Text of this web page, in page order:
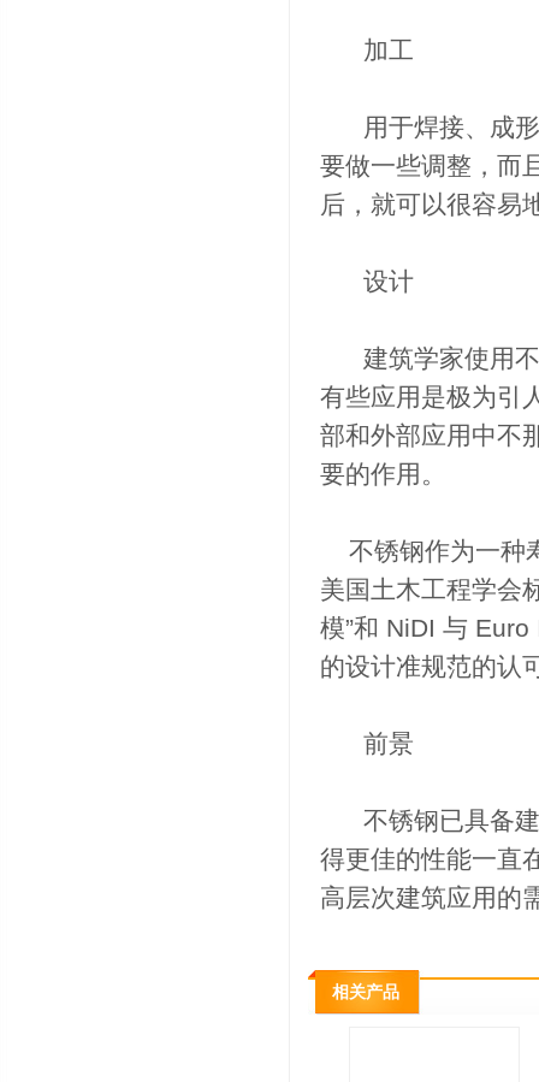
加工
用于焊接、成形
要做一些调整，而
后，就可以很容易
设计
建筑学家使用不
有些应用是极为引
部和外部应用中不
要的作用。
不锈钢作为一种
美国土木工程学会
模”和 NiDI 与
的设计准规范的认
前景
不锈钢已具备建
得更佳的性能一直
高层次建筑应用的
相关产品